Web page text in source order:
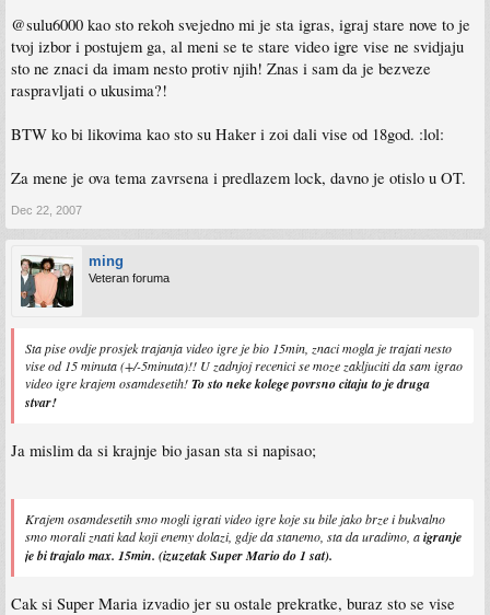
@sulu6000 kao sto rekoh svejedno mi je sta igras, igraj stare nove to je
tvoj izbor i postujem ga, al meni se te stare video igre vise ne svidjaju
sto ne znaci da imam nesto protiv njih! Znas i sam da je bezveze
raspravljati o ukusima?!
BTW ko bi likovima kao sto su Haker i zoi dali vise od 18god. :lol:
Za mene je ova tema zavrsena i predlazem lock, davno je otislo u OT.
Dec 22, 2007
ming
Veteran foruma
Sta pise ovdje prosjek trajanja video igre je bio 15min, znaci mogla je trajati nesto
vise od 15 minuta (+/-5minuta)!! U zadnjoj recenici se moze zakljuciti da sam igrao
video igre krajem osamdesetih!To sto neke kolege povrsno citaju to je druga
stvar!
Ja mislim da si krajnje bio jasan sta si napisao;
Krajem osamdesetih smo mogli igrati video igre koje su bile jako brze i bukvalno
smo morali znati kad koji enemy dolazi, gdje da stanemo, sta da uradimo, aigranje
je bi trajalo max. 15min. (izuzetak Super Mario do 1 sat).
Cak si Super Maria izvadio jer su ostale prekratke, buraz sto se vise